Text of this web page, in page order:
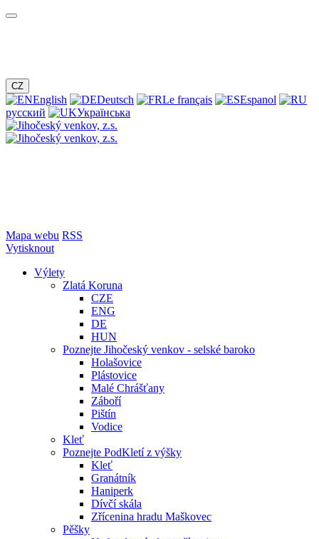
CZ
English Deutsch Le français
Espanol
русский
Українська
Mapa webu RSS
Vytisknout
Výlety
Zlatá Koruna
CZE
ENG
DE
HUN
Poznejte Jihočeský venkov - selské baroko
Holašovice
Plástovice
Malé Chrášťany
Záboří
Pištín
Vodice
Kleť
Poznejte PodKletí z výšky
Kleť
Granátník
Haniperk
Dívčí skála
Zřícenina hradu Maškovec
Pěšky